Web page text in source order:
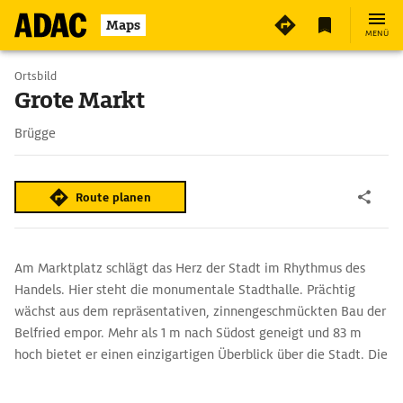
Maps MENÜ
Ortsbild
Grote Markt
Brügge
Route planen
Am Marktplatz schlägt das Herz der Stadt im Rhythmus des
Handels. Hier steht die monumentale Stadthalle. Prächtig
wächst aus dem repräsentativen, zinnengeschmückten Bau der
Belfried empor. Mehr als 1 m nach Südost geneigt und 83 m
hoch bietet er einen einzigartigen Überblick über die Stadt. Die